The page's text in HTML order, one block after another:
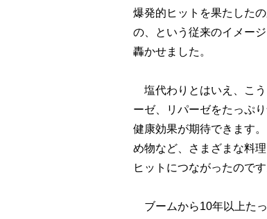
爆発的ヒットを果たした
の、という従来のイメー
轟かせました。
塩代わりとはいえ、こ
ーゼ、リパーゼをたっぷ
健康効果が期待できます
め物など、さまざまな料
ヒットにつながったのです
ブームから10年以上た